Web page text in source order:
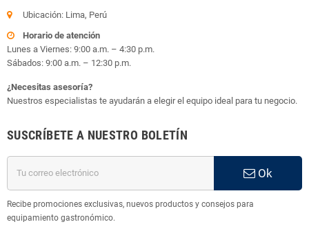
Ubicación: Lima, Perú
Horario de atención
Lunes a Viernes: 9:00 a.m. – 4:30 p.m.
Sábados: 9:00 a.m. – 12:30 p.m.
¿Necesitas asesoría?
Nuestros especialistas te ayudarán a elegir el equipo ideal para tu negocio.
SUSCRÍBETE A NUESTRO BOLETÍN
Ok
Recibe promociones exclusivas, nuevos productos y consejos para
equipamiento gastronómico.